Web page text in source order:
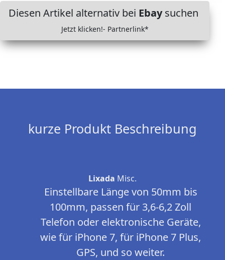
Diesen Artikel alternativ bei Ebaysuchen
Jetzt klicken!- Partnerlink*
kurze Produkt Beschreibung
Lixada Misc.
Einstellbare Länge von 50mm bis
100mm, passen für 3,6-6,2 Zoll
Telefon oder elektronische Geräte,
wie für iPhone 7, für iPhone 7 Plus,
GPS, und so weiter.